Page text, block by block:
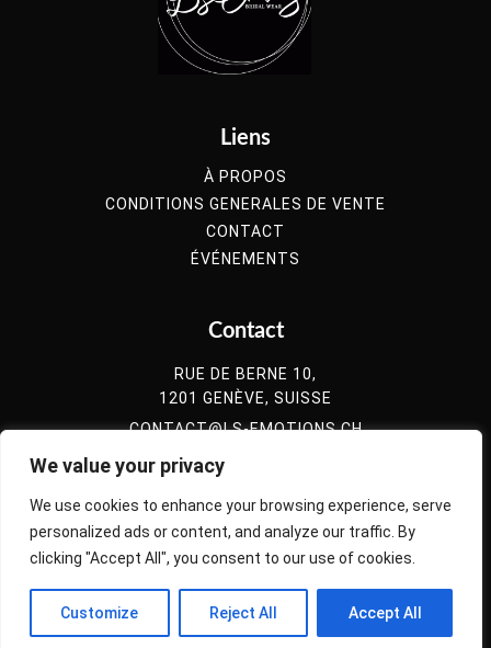
We value your privacy
We use cookies to enhance your browsing experience, serve
personalized ads or content, and analyze our traffic. By
clicking "Accept All", you consent to our use of cookies.
Customize Reject All Accept All
Liens
À PROPOS
CONDITIONS GENERALES DE VENTE
CONTACT
ÉVÉNEMENTS
Contact
RUE DE BERNE 10,
1201 GENÈVE, SUISSE
CONTACT@LS-EMOTIONS.CH
077 929 5773